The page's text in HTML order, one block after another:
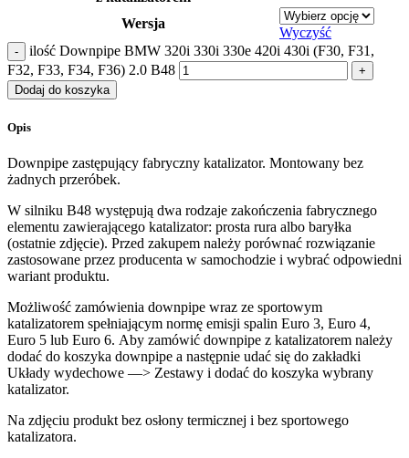
Wersja
Wyczyść
ilość Downpipe BMW 320i 330i 330e 420i 430i (F30, F31,
F32, F33, F34, F36) 2.0 B48
Dodaj do koszyka
Opis
Downpipe zastępujący fabryczny katalizator. Montowany bez
żadnych przeróbek.
W silniku B48 występują dwa rodzaje zakończenia fabrycznego
elementu zawierającego katalizator: prosta rura albo baryłka
(ostatnie zdjęcie). Przed zakupem należy porównać rozwiązanie
zastosowane przez producenta w samochodzie i wybrać odpowiedni
wariant produktu.
Możliwość zamówienia downpipe wraz ze sportowym
katalizatorem spełniającym normę emisji spalin Euro 3, Euro 4,
Euro 5 lub Euro 6. Aby zamówić downpipe z katalizatorem należy
dodać do koszyka downpipe a następnie udać się do zakładki
Układy wydechowe —> Zestawy i dodać do koszyka wybrany
katalizator.
Na zdjęciu produkt bez osłony termicznej i bez sportowego
katalizatora.